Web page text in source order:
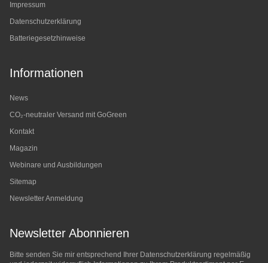
Impressum
Datenschutzerklärung
Batteriegesetzhinweise
Informationen
News
CO₂-neutraler Versand mit GoGreen
Kontakt
Magazin
Webinare und Ausbildungen
Sitemap
Newsletter Anmeldung
Newsletter Abonnieren
Bitte senden Sie mir entsprechend Ihrer Datenschutzerklärung regelmäßig